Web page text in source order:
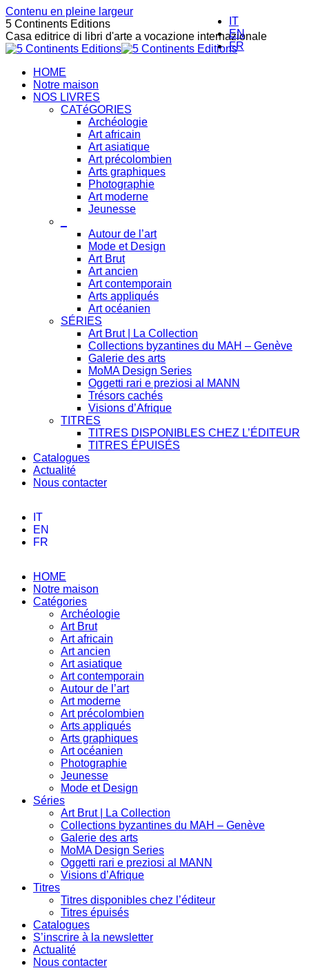
Contenu en pleine largeur
IT
EN
FR
5 Continents Editions
Casa editrice di libri d'arte a vocazione internazionale
HOME
Notre maison
NOS LIVRES
CATéGORIES
Archéologie
Art africain
Art asiatique
Art précolombien
Arts graphiques
Photographie
Art moderne
Jeunesse
Autour de l’art
Mode et Design
Art Brut
Art ancien
Art contemporain
Arts appliqués
Art océanien
SÉRIES
Art Brut | La Collection
Collections byzantines du MAH – Genève
Galerie des arts
MoMA Design Series
Oggetti rari e preziosi al MANN
Trésors cachés
Visions d’Afrique
TITRES
TITRES DISPONIBLES CHEZ L’ÉDITEUR
TITRES ÉPUISÉS
Catalogues
Actualité
Nous contacter
IT
EN
FR
HOME
Notre maison
Catégories
Archéologie
Art Brut
Art africain
Art ancien
Art asiatique
Art contemporain
Autour de l’art
Art moderne
Art précolombien
Arts appliqués
Arts graphiques
Art océanien
Photographie
Jeunesse
Mode et Design
Séries
Art Brut | La Collection
Collections byzantines du MAH – Genève
Galerie des arts
MoMA Design Series
Oggetti rari e preziosi al MANN
Visions d’Afrique
Titres
Titres disponibles chez l’éditeur
Titres épuisés
Catalogues
S’inscrire à la newsletter
Actualité
Nous contacter